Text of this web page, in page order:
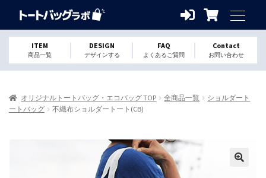
ITEM
商品一覧
DESIGN
デザインする
FAQ
よくあるご質問
Contact
お問い合わせ
オリジナルトートバッグ・エコバッグ TOP 全商品一覧
ショルダート
ートバッグ
不織布ショルダートート(CB)